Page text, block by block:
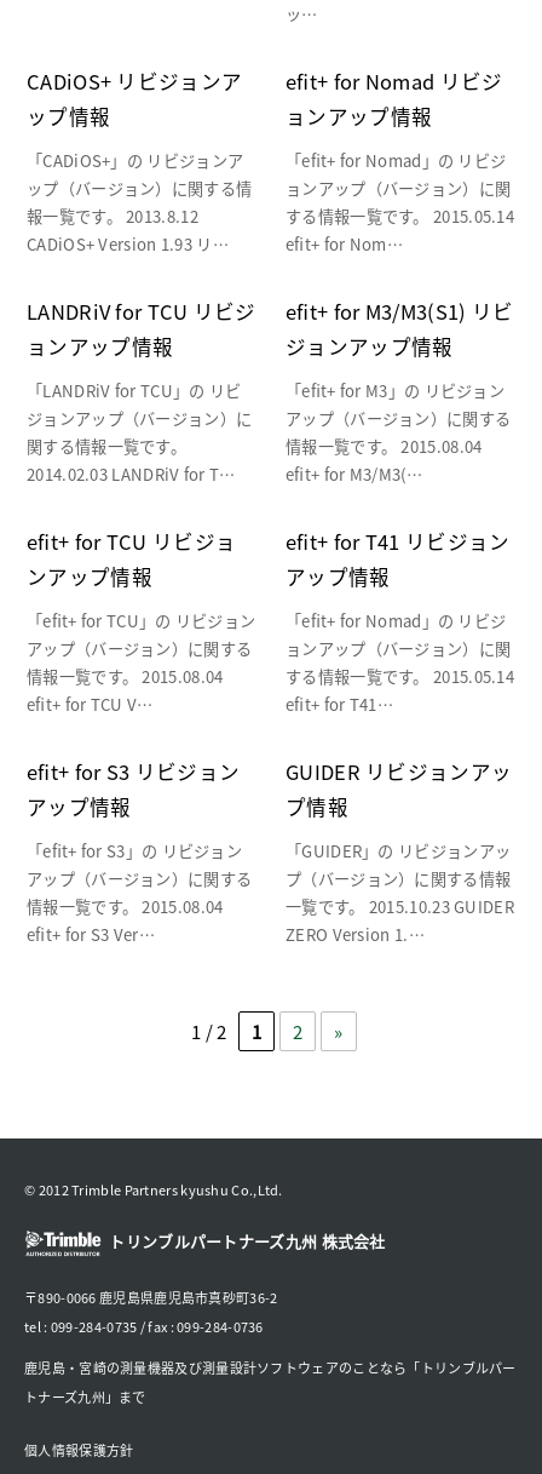
ッ…
CADiOS+ リビジョンア
ップ情報
「CADiOS+」の リビジョンア
ップ（バージョン）に関する情
報一覧です。 2013.8.12
CADiOS+ Version 1.93 リ…
efit+ for Nomad リビジ
ョンアップ情報
「efit+ for Nomad」の リビジ
ョンアップ（バージョン）に関
する情報一覧です。 2015.05.14
efit+ for Nom…
LANDRiV for TCU リビジ
ョンアップ情報
「LANDRiV for TCU」の リビ
ジョンアップ（バージョン）に
関する情報一覧です。
2014.02.03 LANDRiV for T…
efit+ for M3/M3(S1) リビ
ジョンアップ情報
「efit+ for M3」の リビジョン
アップ（バージョン）に関する
情報一覧です。 2015.08.04
efit+ for M3/M3(…
efit+ for TCU リビジョ
ンアップ情報
「efit+ for TCU」の リビジョン
アップ（バージョン）に関する
情報一覧です。 2015.08.04
efit+ for TCU V…
efit+ for T41 リビジョン
アップ情報
「efit+ for Nomad」の リビジ
ョンアップ（バージョン）に関
する情報一覧です。 2015.05.14
efit+ for T41…
efit+ for S3 リビジョン
アップ情報
「efit+ for S3」の リビジョン
アップ（バージョン）に関する
情報一覧です。 2015.08.04
efit+ for S3 Ver…
GUIDER リビジョンアッ
プ情報
「GUIDER」の リビジョンアッ
プ（バージョン）に関する情報
一覧です。 2015.10.23 GUIDER
ZERO Version 1.…
1 / 2 1 2 »
© 2012 Trimble Partners kyushu Co.,Ltd.
トリンブルパートナーズ九州 株式会社
〒890-0066 鹿児島県鹿児島市真砂町36-2
tel : 099-284-0735 / fax : 099-284-0736
鹿児島・宮崎の測量機器及び測量設計ソフトウェアのことなら「トリンブルパー
トナーズ九州」まで
個人情報保護方針